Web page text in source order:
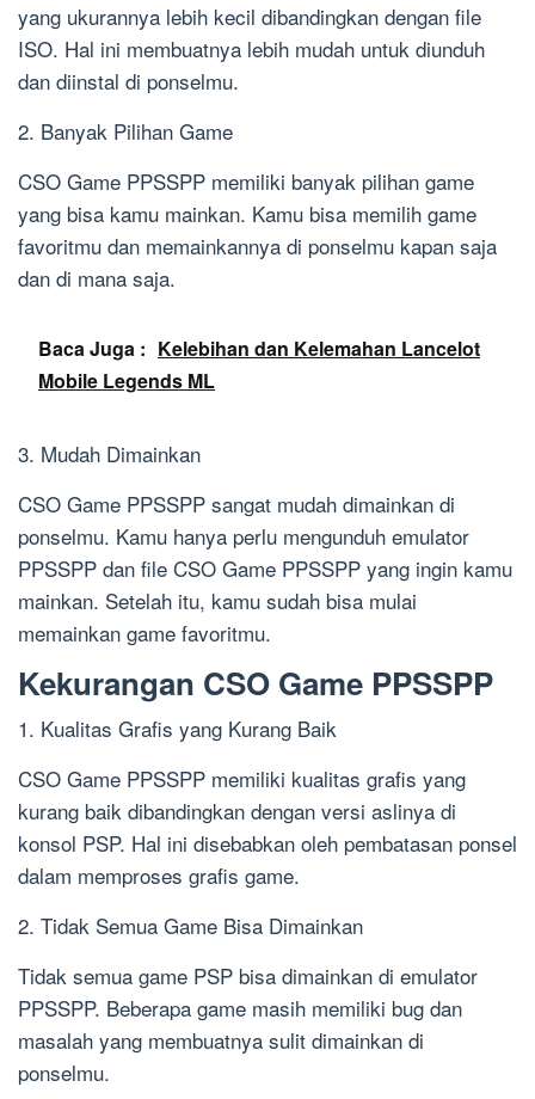
yang ukurannya lebih kecil dibandingkan dengan file
ISO. Hal ini membuatnya lebih mudah untuk diunduh
dan diinstal di ponselmu.
2. Banyak Pilihan Game
CSO Game PPSSPP memiliki banyak pilihan game
yang bisa kamu mainkan. Kamu bisa memilih game
favoritmu dan memainkannya di ponselmu kapan saja
dan di mana saja.
Baca Juga : Kelebihan dan Kelemahan Lancelot
Mobile Legends ML
3. Mudah Dimainkan
CSO Game PPSSPP sangat mudah dimainkan di
ponselmu. Kamu hanya perlu mengunduh emulator
PPSSPP dan file CSO Game PPSSPP yang ingin kamu
mainkan. Setelah itu, kamu sudah bisa mulai
memainkan game favoritmu.
Kekurangan CSO Game PPSSPP
1. Kualitas Grafis yang Kurang Baik
CSO Game PPSSPP memiliki kualitas grafis yang
kurang baik dibandingkan dengan versi aslinya di
konsol PSP. Hal ini disebabkan oleh pembatasan ponsel
dalam memproses grafis game.
2. Tidak Semua Game Bisa Dimainkan
Tidak semua game PSP bisa dimainkan di emulator
PPSSPP. Beberapa game masih memiliki bug dan
masalah yang membuatnya sulit dimainkan di
ponselmu.